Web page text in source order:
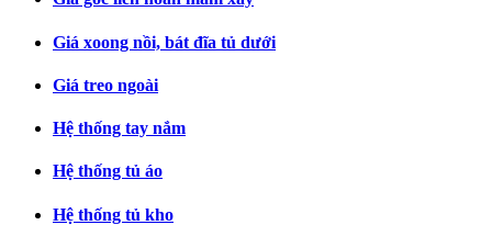
Giá xoong nồi, bát đĩa tủ dưới
Giá treo ngoài
Hệ thống tay nắm
Hệ thống tủ áo
Hệ thống tủ kho